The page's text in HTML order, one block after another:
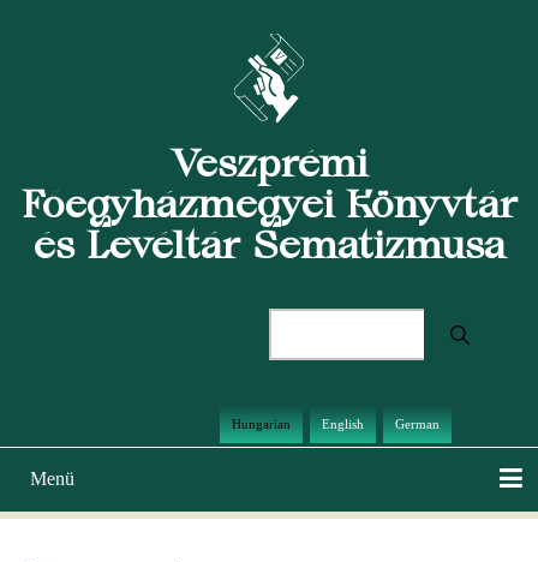
Veszprémi
Főegyházmegyei Könyvtár
és Levéltár Sematizmusa
Hungarian English German
Main
navigation
Menü